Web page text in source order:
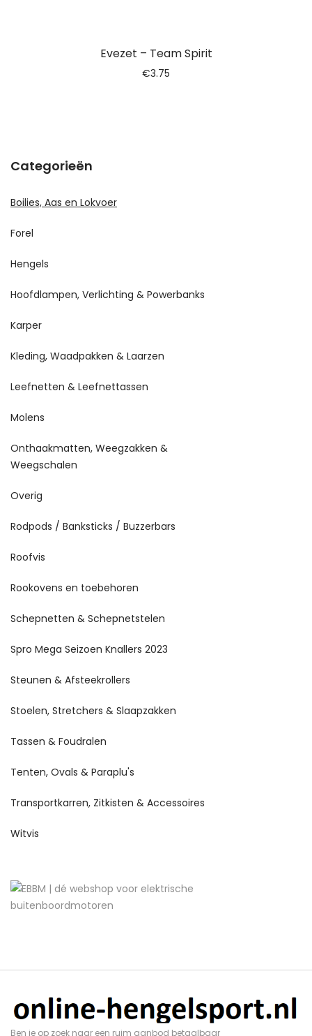
Evezet – Team Spirit
€3.75
Categorieën
Boilies, Aas en Lokvoer
Forel
Hengels
Hoofdlampen, Verlichting & Powerbanks
Karper
Kleding, Waadpakken & Laarzen
Leefnetten & Leefnettassen
Molens
Onthaakmatten, Weegzakken &
Weegschalen
Overig
Rodpods / Banksticks / Buzzerbars
Roofvis
Rookovens en toebehoren
Schepnetten & Schepnetstelen
Spro Mega Seizoen Knallers 2023
Steunen & Afsteekrollers
Stoelen, Stretchers & Slaapzakken
Tassen & Foudralen
Tenten, Ovals & Paraplu's
Transportkarren, Zitkisten & Accessoires
Witvis
Ben je op zoek naar een ruim aanbod betaalbaar